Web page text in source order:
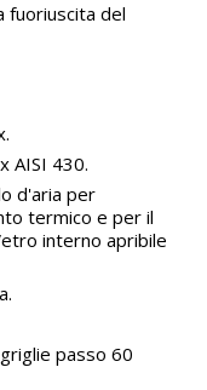
fuoriuscita del
AISI 430.
d'aria per
termico e per il
interno apribile
passo 60